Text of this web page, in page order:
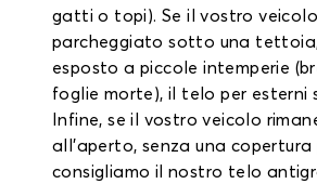
gatti o topi). Se il vostro
parcheggiato sotto una
esposto a piccole intemperie
foglie morte), il telo per esterni
Infine, se il vostro veicolo
all'aperto, senza una copertura
consigliamo il nostro telo